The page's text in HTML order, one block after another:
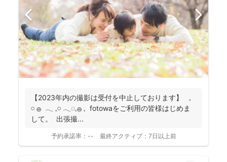
【2023年内の撮影は受付を中止しております】 𓈒
𓏸 𓐍 𓂃 𓈒𓏸 𓂃◌𓈒𓐍 𓈒 fotowaをご利用の皆様はじめま
して。 出張撮...
予約承諾率： -- 最終アクティブ： 7日以上前